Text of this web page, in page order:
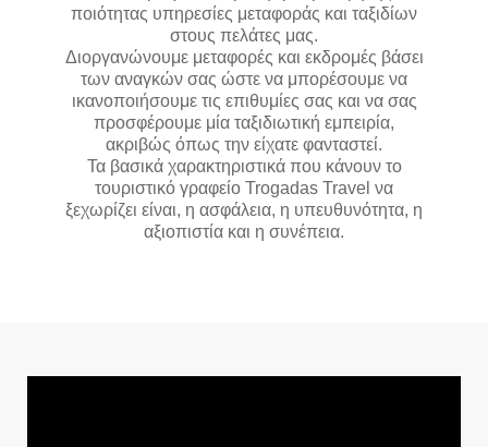
ποιότητας υπηρεσίες μεταφοράς και ταξιδίων
στους πελάτες μας.
Διοργανώνουμε μεταφορές και εκδρομές βάσει
των αναγκών σας ώστε να μπορέσουμε να
ικανοποιήσουμε τις επιθυμίες σας και να σας
προσφέρουμε μία ταξιδιωτική εμπειρία,
ακριβώς όπως την είχατε φανταστεί.
Τα βασικά χαρακτηριστικά που κάνουν το
τουριστικό γραφείο Trogadas Travel να
ξεχωρίζει είναι, η ασφάλεια, η υπευθυνότητα, η
αξιοπιστία και η συνέπεια.